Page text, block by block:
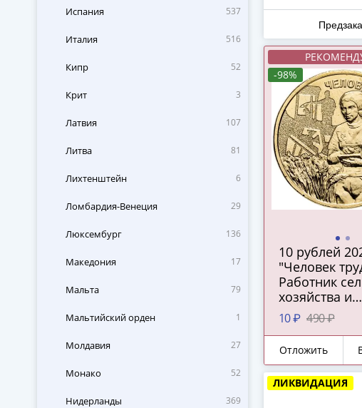
Испания 537
Италия 516
Кипр 52
Крит 3
Латвия 107
Литва 81
Лихтенштейн 6
Ломбардия-Венеция 29
Люксембург 136
Македония 17
Мальта 79
Мальтийский орден 1
Молдавия 27
Монако 52
Нидерланды 369
-98%
10 рублей
"Человек
Работник
хозяйства и
10 ₽ 490 ₽
Отложить
ЛИКВИДАЦИЯ